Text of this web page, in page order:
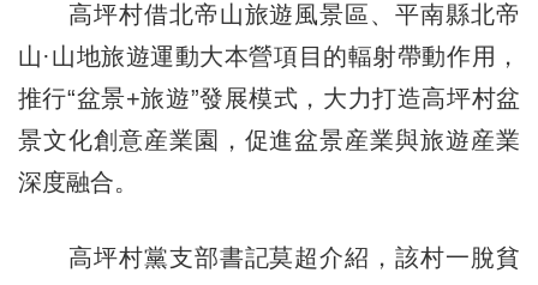
高坪村借北帝山旅遊風景區、平南縣北帝
山·山地旅遊運動大本營項目的輻射帶動作用，
推行“盆景+旅遊”發展模式，大力打造高坪村盆
景文化創意産業園，促進盆景産業與旅遊産業
深度融合。
高坪村黨支部書記莫超介紹，該村一脫貧